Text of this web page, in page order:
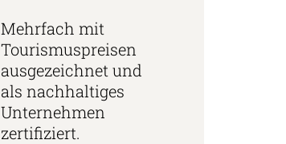
Mehrfach mit
Tourismuspreisen
ausgezeichnet und
als nachhaltiges
Unternehmen
zertifiziert.